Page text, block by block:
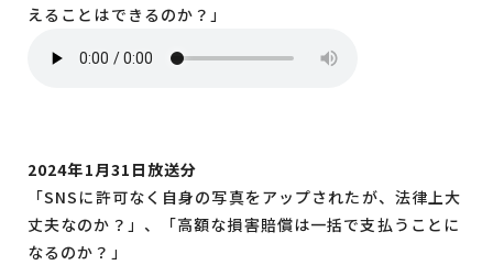
えることはできるのか？」
2024年1月31日放送分
「SNSに許可なく自身の写真をアップされたが、法律上大
丈夫なのか？」、「高額な損害賠償は一括で支払うことに
なるのか？」